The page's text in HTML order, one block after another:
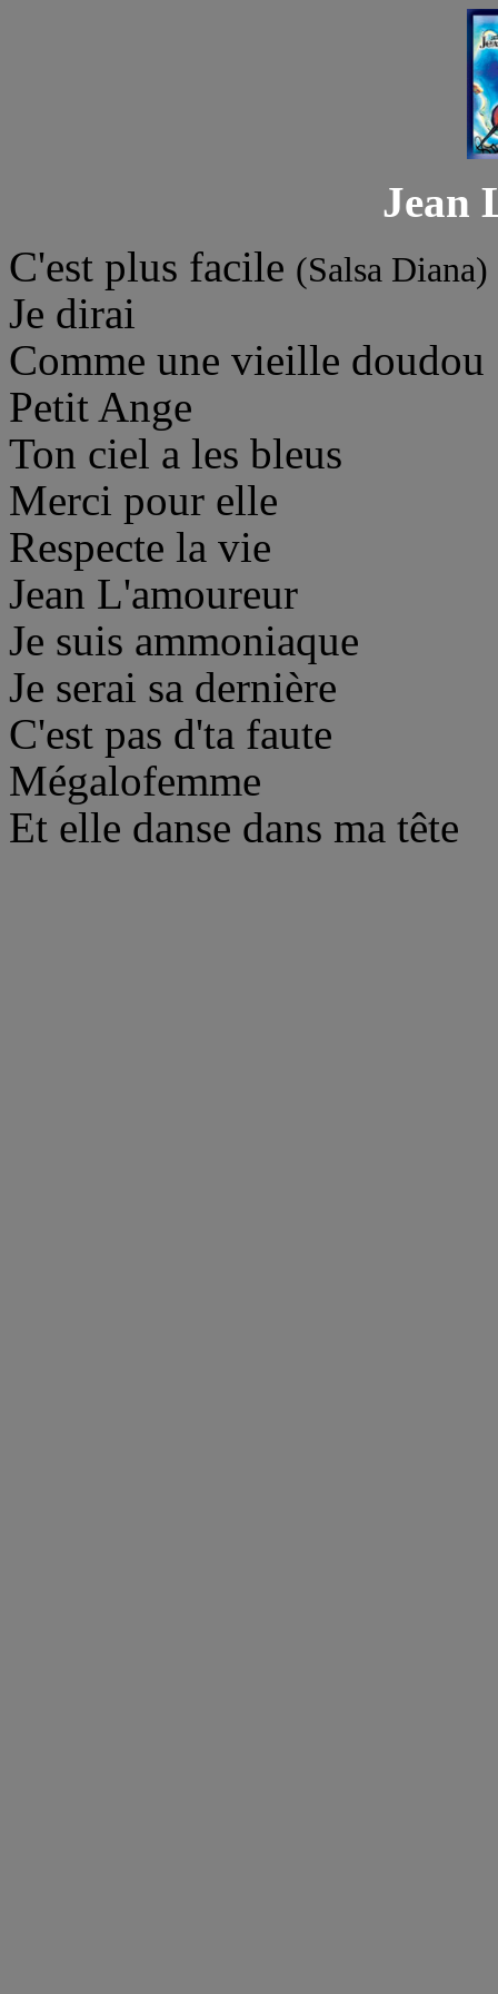
Jean
C'est plus facile (Salsa Diana)
Je dirai
Comme une vieille doudou
Petit Ange
Ton ciel a les bleus
Merci pour elle
Respecte la vie
Jean L'amoureur
Je suis ammoniaque
Je serai sa dernière
C'est pas d'ta faute
Mégalofemme
Et elle danse dans ma tête